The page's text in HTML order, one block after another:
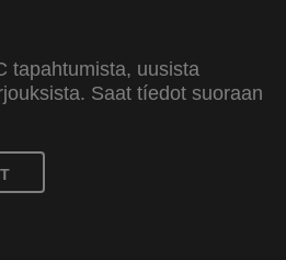
tapahtumista, uusista
Saat tíedot suoraan